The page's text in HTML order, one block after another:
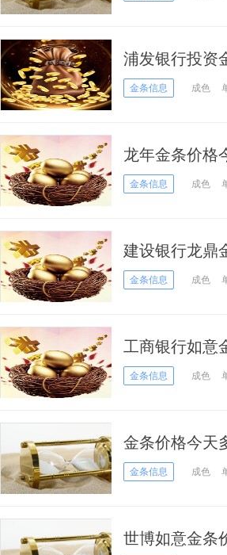
浦发银行投资
金条信息 成色
龙年金条价格
金条信息 成色
建设银行龙鼎
金条信息 成色
工商银行如意
金条信息 成色
金条价格今天
金条信息 成色
世博如意金条